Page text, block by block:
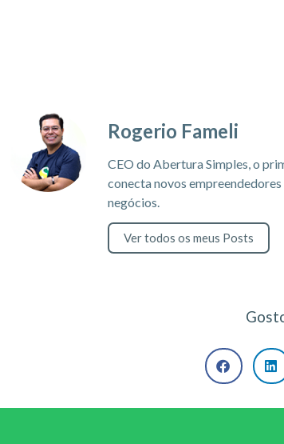
Rogerio Fameli
CEO do Abertura Simples, o
conecta novos
negócios.
Ver todos os meus Posts